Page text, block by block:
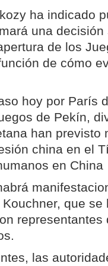
ha indicado
una
de los
de cómo
hoy por París
de Pekín,
han previsto
china en el
en China
que
las